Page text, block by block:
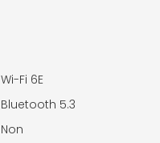
Wi-Fi 6E
Bluetooth 5.3
Non